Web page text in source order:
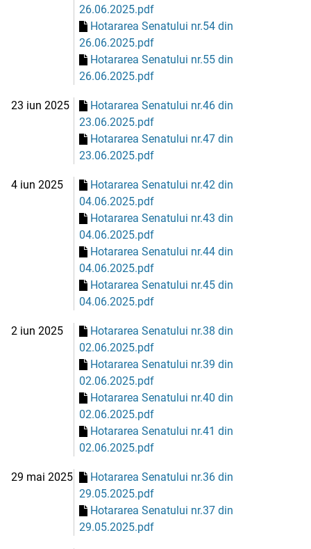
26.06.2025.pdf
Hotararea Senatului nr.54 din
26.06.2025.pdf
Hotararea Senatului nr.55 din
26.06.2025.pdf
23 iun 2025
Hotararea Senatului nr.46 din
23.06.2025.pdf
Hotararea Senatului nr.47 din
23.06.2025.pdf
4 iun 2025
Hotararea Senatului nr.42 din
04.06.2025.pdf
Hotararea Senatului nr.43 din
04.06.2025.pdf
Hotararea Senatului nr.44 din
04.06.2025.pdf
Hotararea Senatului nr.45 din
04.06.2025.pdf
2 iun 2025
Hotararea Senatului nr.38 din
02.06.2025.pdf
Hotararea Senatului nr.39 din
02.06.2025.pdf
Hotararea Senatului nr.40 din
02.06.2025.pdf
Hotararea Senatului nr.41 din
02.06.2025.pdf
29 mai 2025
Hotararea Senatului nr.36 din
29.05.2025.pdf
Hotararea Senatului nr.37 din
29.05.2025.pdf